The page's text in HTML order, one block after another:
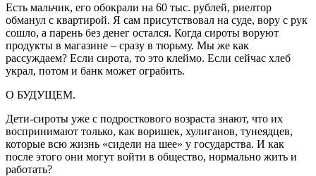
Есть мальчик, его обокрали на 60 тыс. рублей, риелтор
обманул с квартирой. Я сам присутствовал на суде, вору с рук
сошло, а парень без денег остался. Когда сироты воруют
продукты в магазине – сразу в тюрьму. Мы же как
рассуждаем? Если сирота, то это клеймо. Если сейчас хлеб
украл, потом и банк может ограбить.
О БУДУЩЕМ.
Дети-сироты уже с подросткового возраста знают, что их
воспринимают только, как воришек, хулиганов, тунеядцев,
которые всю жизнь «сидели на шее» у государства. И как
после этого они могут войти в общество, нормально жить и
работать?